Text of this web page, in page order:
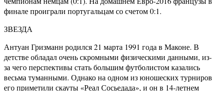
финале проиграли португальцам со счетом 0:1.
ЗВЕЗДА
Антуан Гризманн родился 21 марта 1991 года в Маконе. В
детстве обладал очень скромными физическими данными, из-
за чего перспективы стать большим футболистом казались
весьма туманными. Однако на одном из юношеских турниров
его приметили скауты «Реал Сосьедада», и он в 14-летнем